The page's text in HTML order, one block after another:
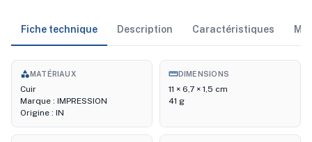
Fiche technique Description Caractéristiques
categoryMATÉRIAUX
Cuir
Marque : IMPRESSION
Origine : IN
straightenDIMENSIONS
11 × 6,7 × 1,5 cm
41 g